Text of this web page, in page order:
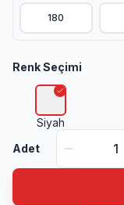
180
Renk Seçimi
Siyah
Adet